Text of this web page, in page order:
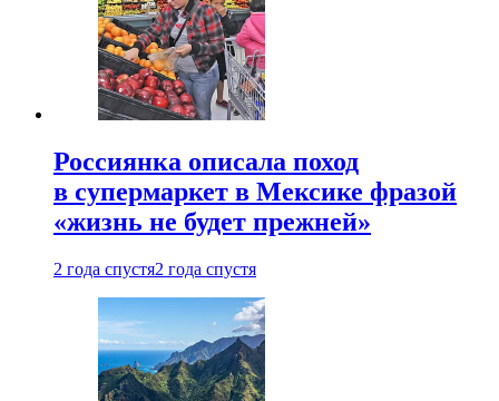
Россиянка описала поход
в супермаркет в Мексике фразой
«жизнь не будет прежней»
2 года спустя2 года спустя